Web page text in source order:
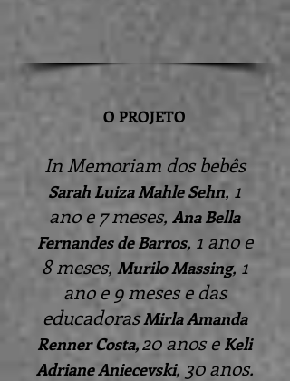
O PROJETO
In Memoriam dos bebês
Sarah Luiza Mahle Sehn, 1
ano e 7 meses, Ana Bella
Fernandes de Barros, 1 ano e
8 meses, Murilo Massing, 1
ano e 9 meses e das
educadorasMirla Amanda
Renner Costa,20 anos e Keli
Adriane Aniecevski, 30 anos.